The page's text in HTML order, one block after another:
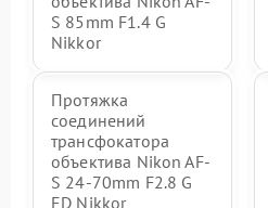
S 85mm F1.4 G
Nikkor
Протяжка
соединений
трансфокатора
объектива Nikon AF-
S 24-70mm F2.8 G
ED Nikkor